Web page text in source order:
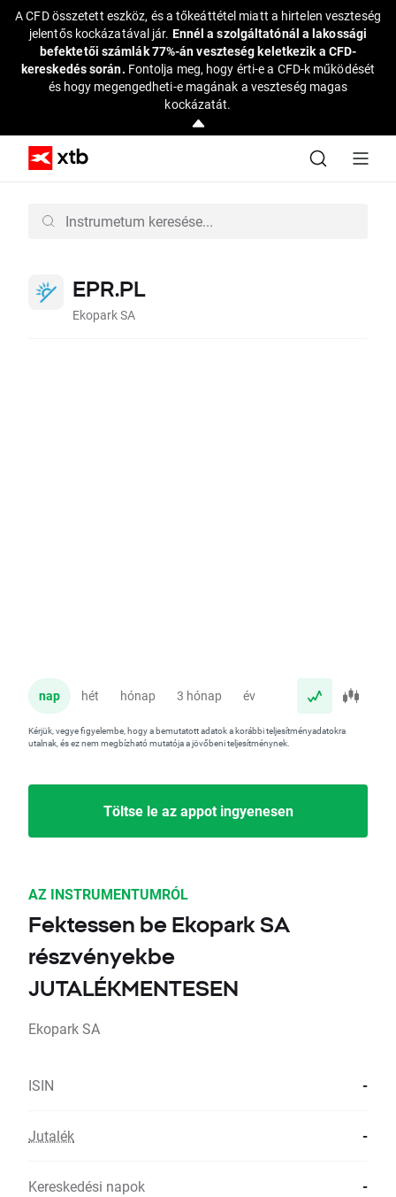
A CFD összetett eszköz, és a tőkeáttétel miatt a hirtelen veszteség
jelentős kockázatával jár. Ennél a szolgáltatónál a lakossági
befektetői számlák 77%-án veszteség keletkezik a CFD-
kereskedés során. Fontolja meg, hogy érti-e a CFD-k működését
és hogy megengedheti-e magának a veszteség magas
kockázatát.
EPR.PL
Ekopark SA
nap hét hónap 3 hónap év
Kérjük, vegye figyelembe, hogy a bemutatott adatok a korábbi teljesítményadatokra
utalnak, és ez nem megbízható mutatója a jövőbeni teljesítménynek.
Töltse le az appot ingyenesen
AZ INSTRUMENTUMRÓL
Fektessen be Ekopark SA
részvényekbe
JUTALÉKMENTESEN
Ekopark SA
ISIN -
Jutalék -
Kereskedési napok -